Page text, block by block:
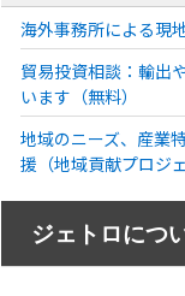
海外事務所による現
貿易投資相談：輸出
います（無料）
地域のニーズ、産業
援（地域貢献プロジェ
ジェトロにつ